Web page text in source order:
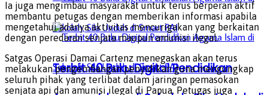
Terbit 40 Buku Digital Pendidikan
Ia juga mengimbau masyarakat untuk terus berperan aktif
membantu petugas dengan memberikan informasi apabila
mengetahui adanya aktivitas mencurigakan yang berkaitan
dengan peredaran senjata maupun amunisi ilegal.
Satgas Operasi Damai Cartenz menegaskan akan terus
melakukan pengembangan penyidikan guna mengungkap
seluruh pihak yang terlibat dalam jaringan pemasokan
senjata api dan amunisi ilegal di Papua. Petugas juga